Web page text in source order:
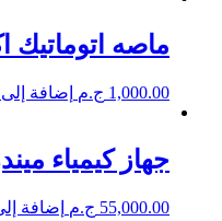
ماصه اتوماتيك
1,000.00 ج.م إضافة
جهاز كيمياء
55,000.00 ج.م إضافة